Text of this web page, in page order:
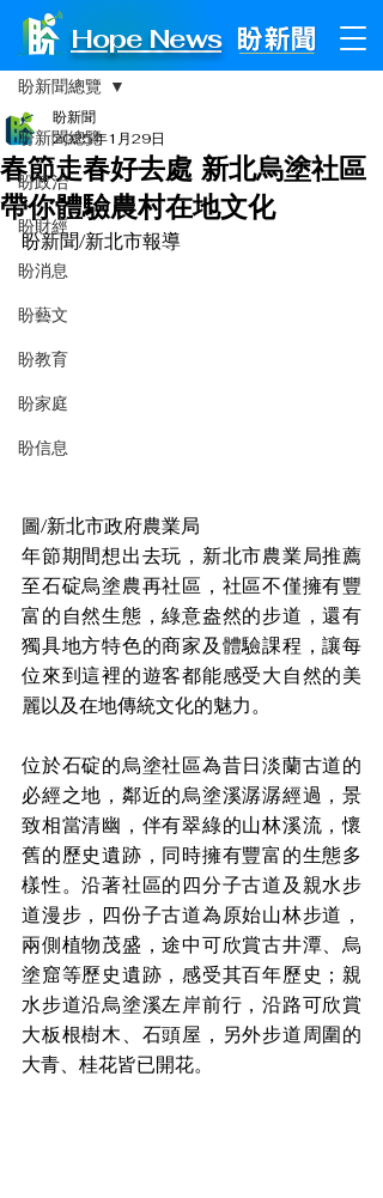
Hope News
文章
盼新聞總覽
盼政治
盼財經
盼消息
盼藝文
盼教育
盼家庭
盼信息
盼新聞總覽
春節走春好去處 新北烏塗社區
帶你體驗農村在地文化
盼新聞
2025年1月29日
盼新聞/新北市報導
圖/新北市政府農業局
年節期間想出去玩，新北市農業局推薦
至石碇烏塗農再社區，社區不僅擁有豐
富的自然生態，綠意盎然的步道，還有
獨具地方特色的商家及體驗課程，讓每
位來到這裡的遊客都能感受大自然的美
麗以及在地傳統文化的魅力。
位於石碇的烏塗社區為昔日淡蘭古道的
必經之地，鄰近的烏塗溪潺潺經過，景
致相當清幽，伴有翠綠的山林溪流，懷
舊的歷史遺跡，同時擁有豐富的生態多
樣性。沿著社區的四分子古道及親水步
道漫步，四份子古道為原始山林步道，
兩側植物茂盛，途中可欣賞古井潭、烏
塗窟等歷史遺跡，感受其百年歷史；親
水步道沿烏塗溪左岸前行，沿路可欣賞
大板根樹木、石頭屋，另外步道周圍的
大青、桂花皆已開花。